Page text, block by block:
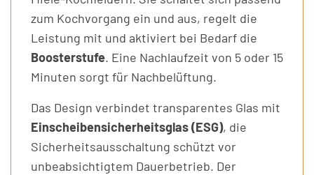
zum Kochvorgang ein und aus, regelt die
Leistung mit und aktiviert bei Bedarf die
Boosterstufe. Eine Nachlaufzeit von 5 oder 15
Minuten sorgt für Nachbelüftung.
Das Design verbindet transparentes Glas mit
Einscheibensicherheitsglas (ESG), die
Sicherheitsausschaltung schützt vor
unbeabsichtigtem Dauerbetrieb. Der